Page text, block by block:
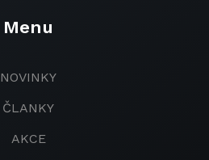
Menu
NOVINKY
ČLANKY
AKCE